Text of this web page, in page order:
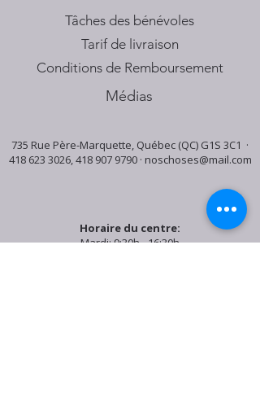
Tâches des bénévoles
Tarif de livraison
Conditions de Remboursement
Médias
735 Rue Père-Marquette, Québec (QC) G1S 3C1 ·
418 623 3026,418 907 9790· noschoses@mail.com
Horaire du centre:
Mardi: 9:30h - 16:30h